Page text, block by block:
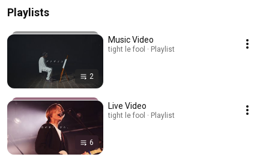
Playlists
2
Music Video
tight le fool · Playlist
6
Live Video
tight le fool · Playlist